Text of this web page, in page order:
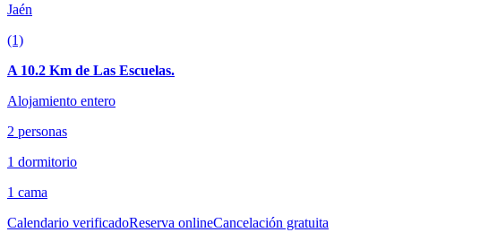
Jaén
(1)
A 10.2 Km de Las Escuelas.
Alojamiento entero
2 personas
1 dormitorio
1 cama
Calendario verificadoReserva onlineCancelación gratuita